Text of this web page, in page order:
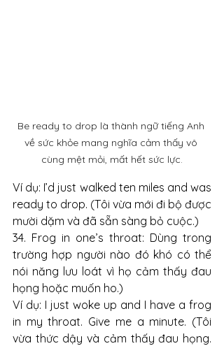
Be ready to drop là thành ngữ tiếng Anh
về sức khỏe mang nghĩa cảm thấy vô
cùng mệt mỏi, mất hết sức lực.
Ví dụ: I’d just walked ten miles and was
ready to drop. (Tôi vừa mới đi bộ được
mười dặm và đã sẵn sàng bỏ cuộc.)
34. Frog in one’s throat: Dùng trong
trường hợp người nào đó khó có thể
nói năng lưu loát vì họ cảm thấy đau
họng hoặc muốn ho.)
Ví dụ: I just woke up and I have a frog
in my throat. Give me a minute. (Tôi
vừa thức dậy và cảm thấy đau họng.